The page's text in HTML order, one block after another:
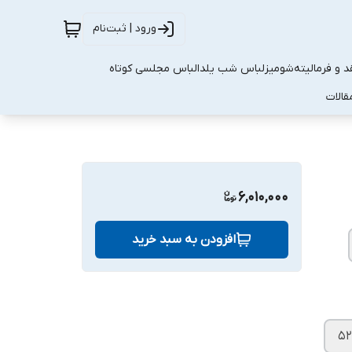
ورود | ثبت‌نام
و فرمالیتهشومیزلباس شب یلدالباس مجلسی کوتاه
۵۲
6,010,000
افزودن به سبد خرید